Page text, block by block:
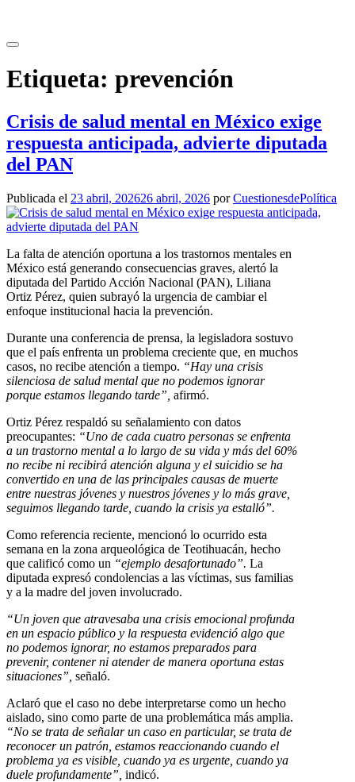
contenido
Etiqueta: prevención
Crisis de salud mental en México exige
respuesta anticipada, advierte diputada
del PAN
Publicada el 23 abril, 202626 abril, 2026 porCuestionesdePolítica
La falta de atención oportuna a los trastornos mentales en
México está generando consecuencias graves, alertó la
diputada del Partido Acción Nacional (PAN), Liliana
Ortiz Pérez, quien subrayó la urgencia de cambiar el
enfoque institucional hacia la prevención.
Durante una conferencia de prensa, la legisladora sostuvo
que el país enfrenta un problema creciente que, en muchos
casos, no recibe atención a tiempo. “Hay una crisis
silenciosa de salud mental que no podemos ignorar
porque estamos llegando tarde”, afirmó.
Ortiz Pérez respaldó su señalamiento con datos
preocupantes: “Uno de cada cuatro personas se enfrenta
a un trastorno mental a lo largo de su vida y más del 60%
no recibe ni recibirá atención alguna y el suicidio se ha
convertido en una de las principales causas de muerte
entre nuestras jóvenes y nuestros jóvenes y lo más grave,
seguimos llegando tarde, cuando la crisis ya estalló”.
Como referencia reciente, mencionó lo ocurrido esta
semana en la zona arqueológica de Teotihuacán, hecho
que calificó como un “ejemplo desafortunado”. La
diputada expresó condolencias a las víctimas, sus familias
y a la madre del joven involucrado.
“Un joven que atravesaba una crisis emocional profunda
en un espacio público y la respuesta evidenció algo que
no podemos ignorar, no estamos preparados para
prevenir, contener ni atender de manera oportuna estas
situaciones”, señaló.
Aclaró que el caso no debe interpretarse como un hecho
aislado, sino como parte de una problemática más amplia.
“No se trata de señalar un caso en particular, se trata de
reconocer un patrón, estamos reaccionando cuando el
problema ya es visible, cuando ya es urgente, cuando ya
duele profundamente”, indicó.